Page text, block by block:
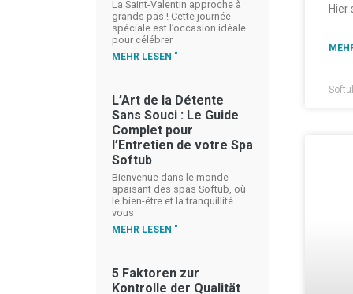
La Saint-Valentin approche à
grands pas ! Cette journée
spéciale est l’occasion idéale
pour célébrer
MEHR LESEN "
L’Art de la Détente
Sans Souci : Le Guide
Complet pour
l’Entretien de votre Spa
Softub
Bienvenue dans le monde
apaisant des spas Softub, où
le bien-être et la tranquillité
vous
MEHR LESEN "
5 Faktoren zur
Kontrolle der Qualität
Hier